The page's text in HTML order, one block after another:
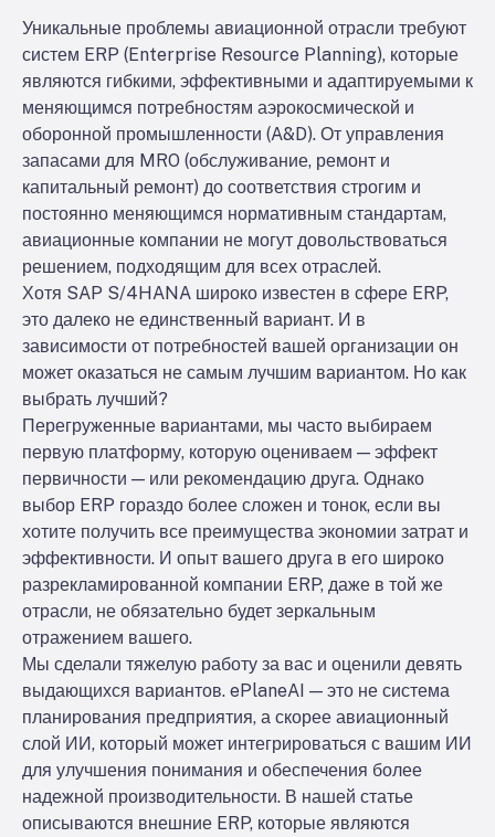
Уникальные проблемы авиационной отрасли требуют
систем ERP (Enterprise Resource Planning), которые
являются гибкими, эффективными и адаптируемыми к
меняющимся потребностям аэрокосмической и
оборонной промышленности (A&D). От управления
запасами для MRO (обслуживание, ремонт и
капитальный ремонт) до соответствия строгим и
постоянно меняющимся нормативным стандартам,
авиационные компании не могут довольствоваться
решением, подходящим для всех отраслей.
Хотя SAP S/4HANA широко известен в сфере ERP,
это далеко не единственный вариант. И в
зависимости от потребностей вашей организации он
может оказаться не самым лучшим вариантом. Но как
выбрать лучший?
Перегруженные вариантами, мы часто выбираем
первую платформу, которую оцениваем — эффект
первичности — или рекомендацию друга. Однако
выбор ERP гораздо более сложен и тонок, если вы
хотите получить все преимущества экономии затрат и
эффективности. И опыт вашего друга в его широко
разрекламированной компании ERP, даже в той же
отрасли, не обязательно будет зеркальным
отражением вашего.
Мы сделали тяжелую работу за вас и оценили девять
выдающихся вариантов. ePlaneAI — это не система
планирования предприятия, а скорее авиационный
слой ИИ, который может интегрироваться с вашим ИИ
для улучшения понимания и обеспечения более
надежной производительности. В нашей статье
описываются внешние ERP, которые являются